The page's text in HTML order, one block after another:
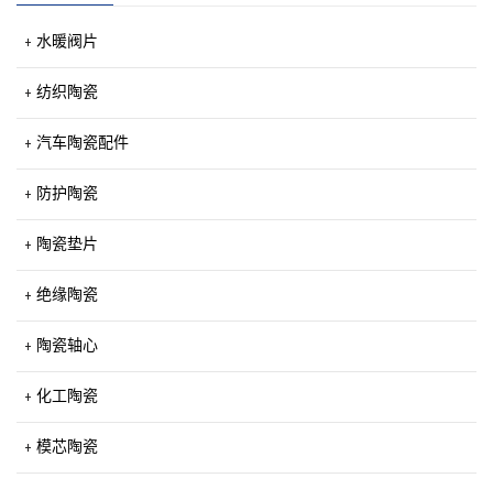
水暖阀片
纺织陶瓷
汽车陶瓷配件
防护陶瓷
陶瓷垫片
绝缘陶瓷
陶瓷轴心
化工陶瓷
模芯陶瓷